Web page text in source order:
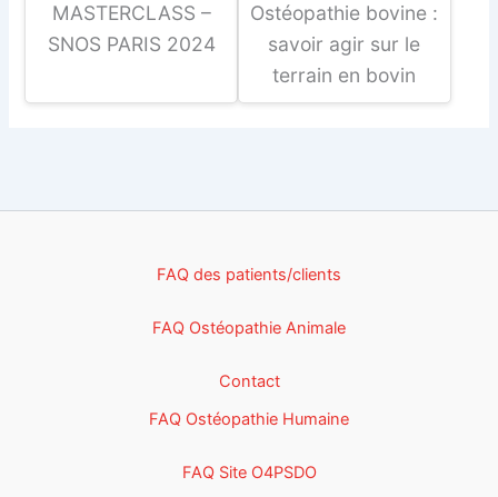
MASTERCLASS –
SNOS PARIS 2024
Ostéopathie bovine :
savoir agir sur le
terrain en bovin
FAQ des patients/clients
FAQ Ostéopathie Animale
Contact
FAQ Ostéopathie Humaine
FAQ Site O4PSDO